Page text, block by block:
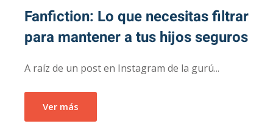
Fanfiction: Lo que necesitas filtrar
para mantener a tus hijos seguros
A raíz de un post en Instagram de la gurú...
Ver más